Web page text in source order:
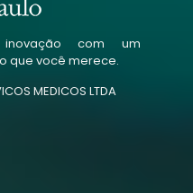
com um
que você merece.
MEDICOS LTDA